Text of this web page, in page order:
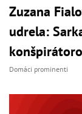
Zuzana
udrela:
Domáci prominenti